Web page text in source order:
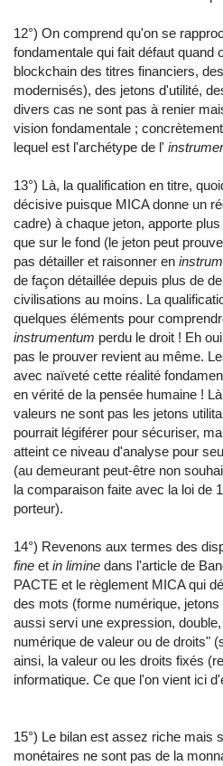
12°) On comprend qu'on se
fondamentale qui fait défaut quand
blockchain des titres financiers,
modernisés), des jetons d'utilité,
divers cas ne sont pas à renier
vision fondamentale ;
lequel est l'archétype de l'
13°) Là, la qualification en titre,
décisive puisque MICA donne un
cadre) à chaque jeton, apporte
que sur le fond (le jeton peut
pas détailler et raisonner en
de façon détaillée depuis plus de
civilisations au moins. La
quelques éléments pour
instrumentum perdu le droit ! Eh
pas le prouver revient au même.
avec naïveté cette réalité
en vérité de la pensée humaine !
valeurs ne sont pas les jetons
pourrait légiférer pour sécuriser,
atteint ce niveau d'analyse pour
(au demeurant peut-être non
la comparaison faite avec la loi de
porteur).
14°) Revenons aux termes des
fine et in limine dans l'article de
PACTE et le règlement MICA qui
des mots (forme numérique,
aussi servi une expression,
numérique de valeur ou de droits"
ainsi, la valeur ou les droits fixés
informatique. Ce que l'on vient ici
15°) Le bilan est assez riche mais
monétaires ne sont pas de la